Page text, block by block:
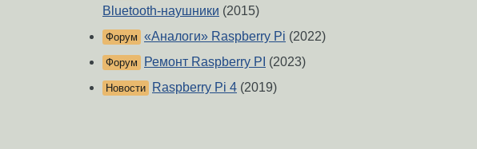
Bluetooth-наушники (2015)
Форум «Аналоги» Raspberry Pi (2022)
Форум Ремонт Raspberry PI (2023)
Новости Raspberry Pi 4 (2019)